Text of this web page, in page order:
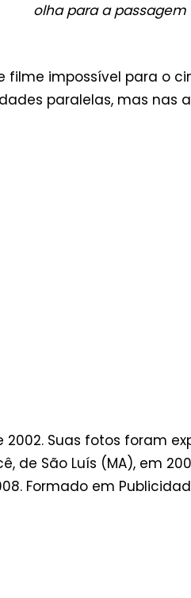
olha para a
filme impossível para o
paralelas, mas
Suas fotos foram
São Luís (MA), em
Formado em